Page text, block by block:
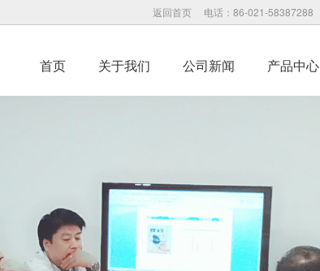
电话：86-021-58387288
返回首页
首页 关于我们 公司新闻 产品中心